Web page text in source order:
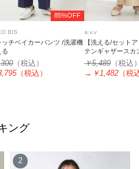
85%OFF
BIS
ッチベイカーパンツ /洗濯機
る
（税込）
（税込）
a.v.v
【洗える/セット
テンギャザースカ
￥5,489（税込
→ ￥1,482（税
ング
2